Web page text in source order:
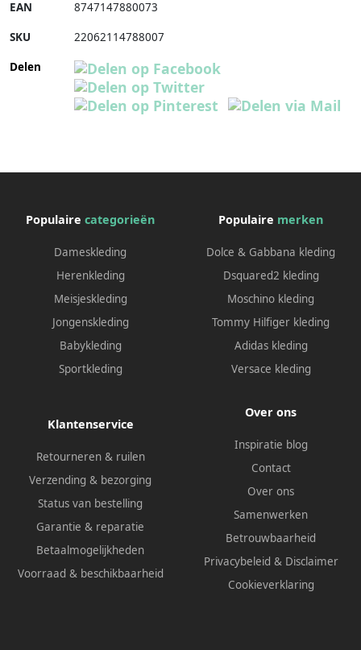
EAN 8747147880073
SKU 22062114788007
Delen
Populaire categorieën
Dameskleding
Herenkleding
Meisjeskleding
Jongenskleding
Babykleding
Sportkleding
Populaire merken
Dolce & Gabbana kleding
Dsquared2 kleding
Moschino kleding
Tommy Hilfiger kleding
Adidas kleding
Versace kleding
Klantenservice
Retourneren & ruilen
Verzending & bezorging
Status van bestelling
Garantie & reparatie
Betaalmogelijkheden
Voorraad & beschikbaarheid
Over ons
Inspiratie blog
Contact
Over ons
Samenwerken
Betrouwbaarheid
Privacybeleid & Disclaimer
Cookieverklaring